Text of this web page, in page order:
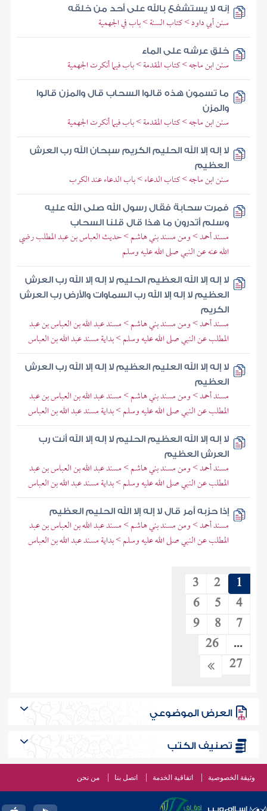
إنه لا يستشفع بالله على أحد من خلقه
سنن أبي داود > كتاب السنة > باب في الجهمية
خلق عرشه على الماء
سنن ابن ماجه > كتاب المقدمة > باب فيما أنكرت الجهمية
ما تسمون هذه قالوا السحاب قال والمزن قالوا
والمزن
سنن ابن ماجه > كتاب المقدمة > باب فيما أنكرت الجهمية
لا إله إلا الله الحليم الكريم سبحان الله رب العرش
العظيم
سنن ابن ماجه > كتاب الدعاء > باب الدعاء عند الكرب
فمرت سحابة فقال رسول الله صلى الله عليه
وسلم أتدرون ما هذا قال قلنا السحاب
مسند أحمد > ومن مسند بني هاشم > حديث العباس بن عبد المطلب رضي
الله عنه عن النبي صلى الله عليه وسلم
لا إله إلا الله العظيم الحليم لا إله إلا الله رب العرش
العظيم لا إله إلا الله رب السماوات والأرض رب العرش
الكريم
مسند أحمد > ومن مسند بني هاشم > مسند عبد الله بن العباس بن عبد
المطلب عن النبي صلى الله عليه وسلم > بداية مسند عبد الله بن العباس
لا إله إلا الله العليم العظيم لا إله إلا الله رب العرش
العظيم
مسند أحمد > ومن مسند بني هاشم > مسند عبد الله بن العباس بن عبد
المطلب عن النبي صلى الله عليه وسلم > بداية مسند عبد الله بن العباس
لا إله إلا الله العظيم الحليم لا إله إلا الله أنت رب
العرش العظيم
مسند أحمد > ومن مسند بني هاشم > مسند عبد الله بن العباس بن عبد
المطلب عن النبي صلى الله عليه وسلم > بداية مسند عبد الله بن العباس
إذا حزبه أمر قال لا إله إلا الله الحليم العظيم
مسند أحمد > ومن مسند بني هاشم > مسند عبد الله بن العباس بن عبد
المطلب عن النبي صلى الله عليه وسلم > بداية مسند عبد الله بن العباس
1
2
3
4
5
6
7
8
9
...
26
27
العرض الموضوعي
تصنيف الكتب
وثيقة الخصوصية اتفاقية الخدمة اتصل بنا من نحن